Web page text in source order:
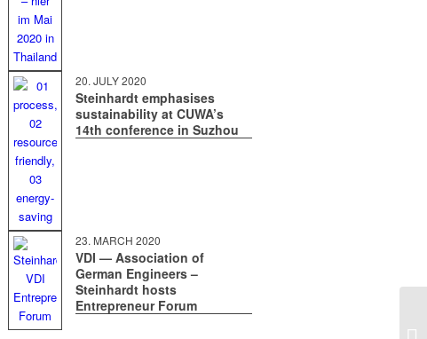
20. JULY 2020
Steinhardt emphasises
sustainability at CUWA’s
14th conference in Suzhou
23. MARCH 2020
VDI — Association of
German Engineers –
Steinhardt hosts
Entrepreneur Forum